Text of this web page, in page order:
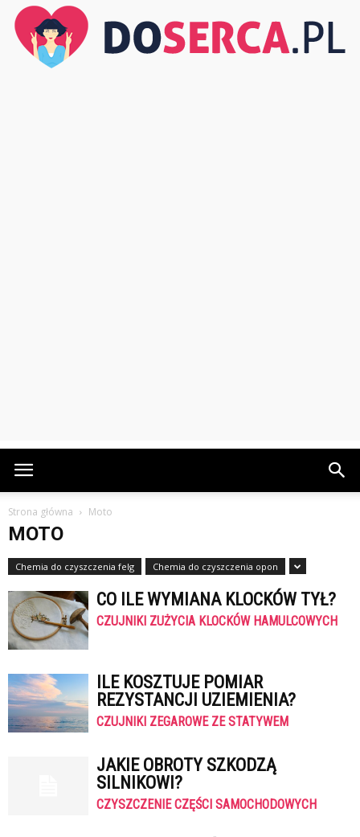
Strona główna Moto
MOTO
Chemia do czyszczenia felg Chemia do czyszczenia opon
CO ILE WYMIANA KLOCKÓW TYŁ?
CZUJNIKI ZUŻYCIA KLOCKÓW HAMULCOWYCH
ILE KOSZTUJE POMIAR
REZYSTANCJI UZIEMIENIA?
CZUJNIKI ZEGAROWE ZE STATYWEM
JAKIE OBROTY SZKODZĄ
SILNIKOWI?
CZYSZCZENIE CZĘŚCI SAMOCHODOWYCH